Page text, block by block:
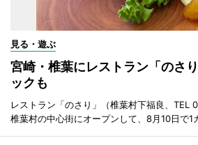
見る・遊ぶ
宮崎・椎葉にレストラン「のさ
ックも
レストラン「のさり」（椎葉村下福良、TEL
椎葉村の中心街にオープンして、8月10日で1